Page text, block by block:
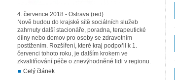
4. července 2018 - Ostrava (red)
Nově budou do krajské sítě sociálních služeb
zahrnuty další stacionáře, poradna, terapeutické
dílny nebo domov pro osoby se zdravotním
postižením. Rozšíření, které kraj podpořil k 1.
červenci tohoto roku, je dalším krokem ve
zkvalitňování péče o znevýhodněné lidi v regionu.
Celý článek